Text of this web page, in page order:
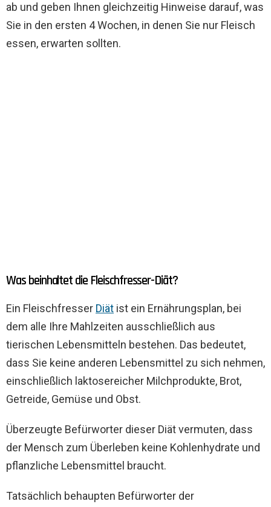
ab und geben Ihnen gleichzeitig Hinweise darauf, was
Sie in den ersten 4 Wochen, in denen Sie nur Fleisch
essen, erwarten sollten.
Was beinhaltet die Fleischfresser-Diät?
Ein Fleischfresser Diät ist ein Ernährungsplan, bei
dem alle Ihre Mahlzeiten ausschließlich aus
tierischen Lebensmitteln bestehen. Das bedeutet,
dass Sie keine anderen Lebensmittel zu sich nehmen,
einschließlich laktosereicher Milchprodukte, Brot,
Getreide, Gemüse und Obst.
Überzeugte Befürworter dieser Diät vermuten, dass
der Mensch zum Überleben keine Kohlenhydrate und
pflanzliche Lebensmittel braucht.
Tatsächlich behaupten Befürworter der